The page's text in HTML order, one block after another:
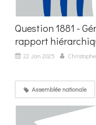
Question 1881 -
rapport
22 Jan 2025
Assemblée nationale